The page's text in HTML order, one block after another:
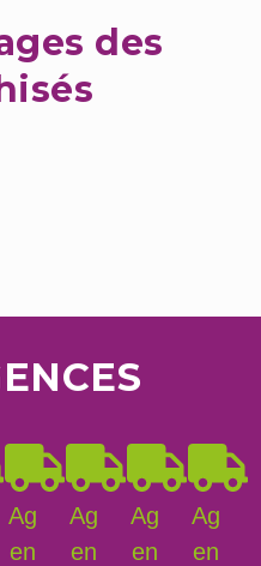
des
Ag
en
Ag
en
Ag
en
Ag
en